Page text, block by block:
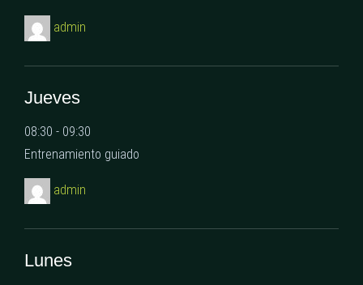
admin
Jueves
08:30 - 09:30
Entrenamiento guiado
admin
Lunes